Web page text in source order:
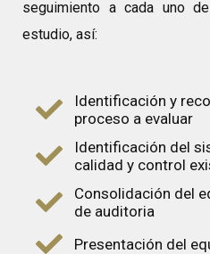
seguimiento a cada uno
estudio, así:
Identificación y
proceso a evaluar
Identificación del
calidad y control
Consolidación del
de auditoria
Presentación del